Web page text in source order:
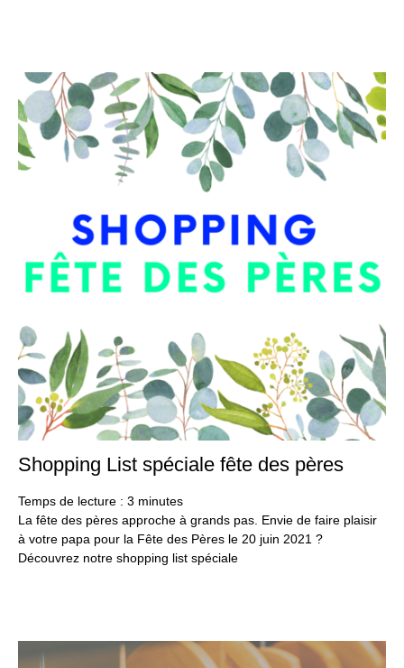
Shopping List spéciale fête des pères
Temps de lecture : 3 minutes
La fête des pères approche à grands pas. Envie de faire plaisir
à votre papa pour la Fête des Pères le 20 juin 2021 ?
Découvrez notre shopping list spéciale